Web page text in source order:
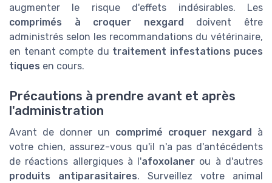
augmenter le risque d'effets indésirables. Les
comprimés à croquer nexgard
doivent être
administrés selon les recommandations du vétérinaire,
en tenant compte du traitement infestations puces
tiques en cours.
Précautions à prendre avant et après
l'administration
Avant de donner un comprimé croquer nexgard à
votre chien, assurez-vous qu'il n'a pas d'antécédents
de réactions allergiques à l'afoxolaner ou à d'autres
produits antiparasitaires. Surveillez votre animal